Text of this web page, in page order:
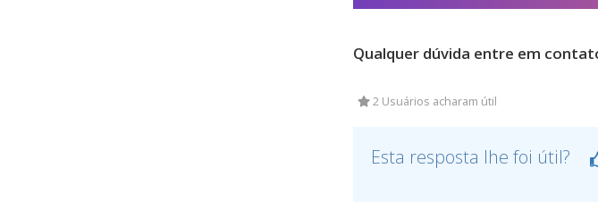
Qualquer dúvida entre em
2 Usuários acharam útil
Esta resposta lhe foi útil?